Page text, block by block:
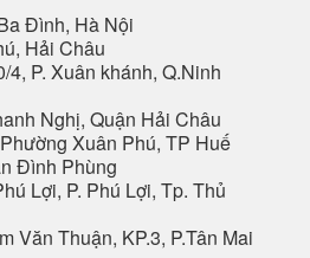
Đình, Hà Nội
Hải Châu
4, P. Xuân khánh, Q.Ninh
Nghị, Quận Hải Châu
Xuân Phú, TP Huế
Đình Phùng
Lợi, P. Phú Lợi, Tp. Thủ
Văn Thuận, KP.3, P.Tân Mai